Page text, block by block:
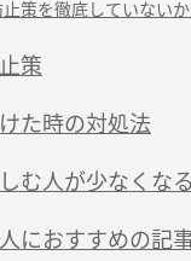
策を徹底していない
策
た時の対処法
む人が少なくな
におすすめの記